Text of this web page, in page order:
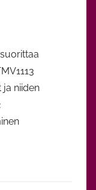
ja niide​n